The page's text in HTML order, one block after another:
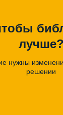
лучше?
нужны
решении